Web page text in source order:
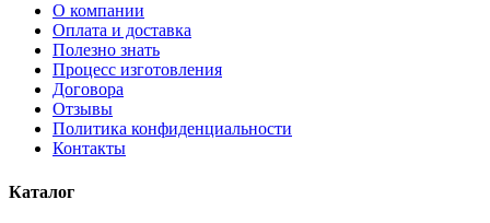
О компании
Оплата и доставка
Полезно знать
Процесс изготовления
Договора
Отзывы
Политика конфиденциальности
Контакты
Каталог